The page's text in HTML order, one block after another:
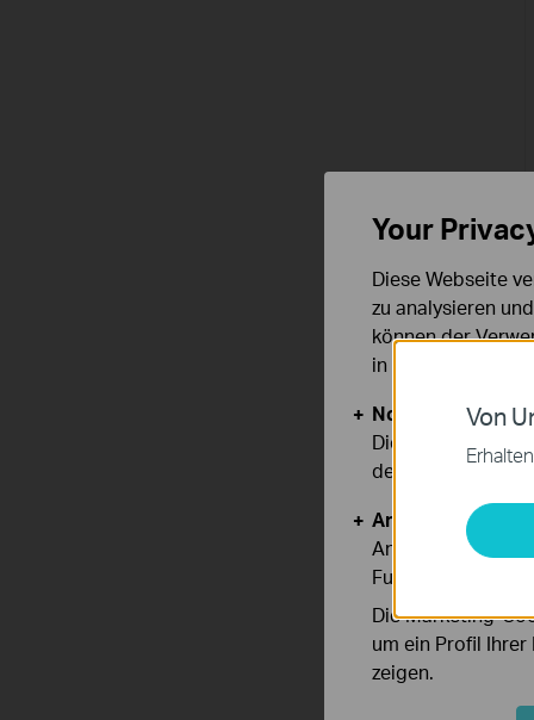
Von
Your
Diese Webseite
zu analysieren
können der
in unseren
Notwendige
Diese Cookies
deaktiviert
Analyse- und
Analyse-Cookies
Funktionsweise
Die Marketing-
um ein Profil Ihrer
zeigen.